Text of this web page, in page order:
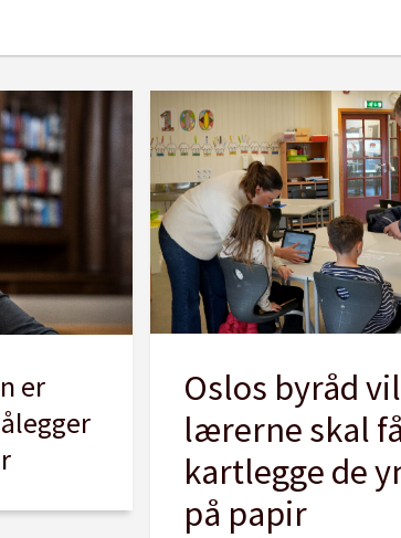
er
Oslos byråd
lærerne skal få
kartlegge de
på papir